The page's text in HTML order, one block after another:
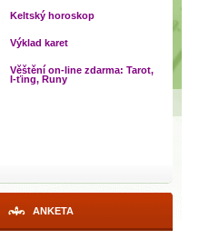
Keltský horoskop
Výklad karet
Věštění on-line zdarma: Tarot,
I-ťing, Runy
ANKETA